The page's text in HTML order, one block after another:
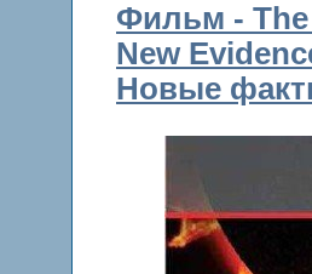
Фильм - The
New
Новые